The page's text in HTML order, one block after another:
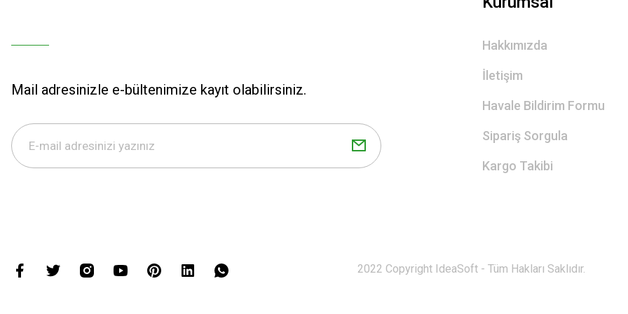
Mail adresinizle e-bültenimize kayıt olabilirsiniz.
Hakkımızda
İletişim
Havale Bildirim Formu
Sipariş Sorgula
Kargo Takibi
2022 Copyright IdeaSoft - Tüm Hakları Saklıdır.